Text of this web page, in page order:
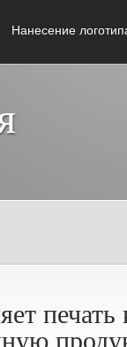
Нанесение
печать